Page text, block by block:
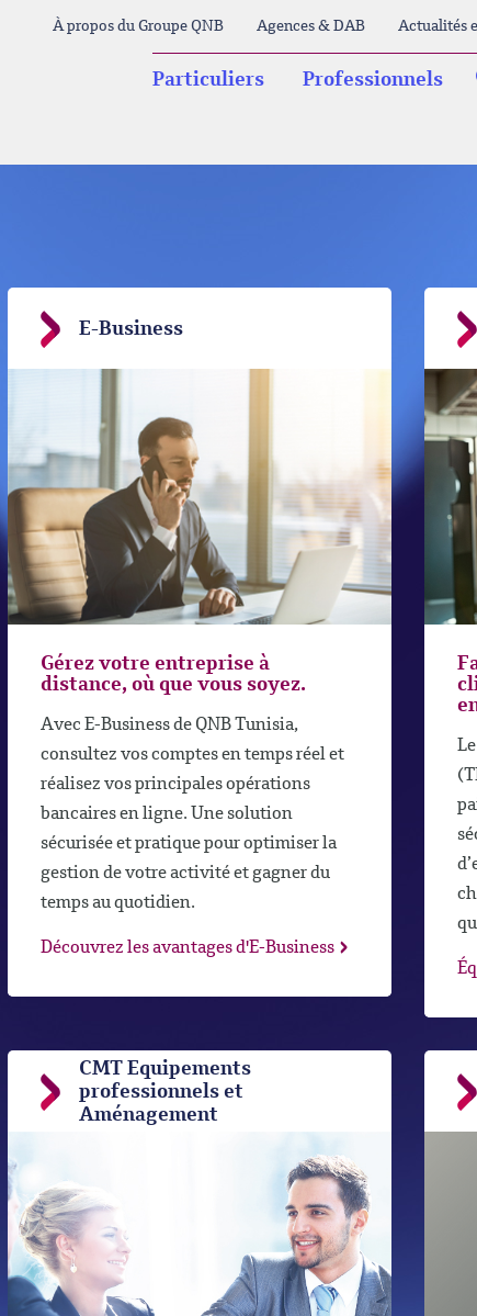
À propos du Groupe QNB Agences & DAB Actualités
Particuliers Professionnels
E-Business
Gérez votre entreprise à
distance, où que vous soyez.
Avec E-Business de QNB Tunisia,
consultez vos comptes en temps réel et
réalisez vos principales opérations
bancaires en ligne. Une solution
sécurisée et pratique pour optimiser la
gestion de votre activité et gagner du
temps au quotidien.
Découvrez les avantages d'E-Business
CMT Equipements
professionnels et
Aménagement